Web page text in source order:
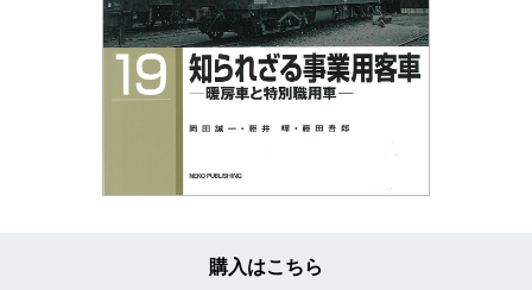
購入はこちら